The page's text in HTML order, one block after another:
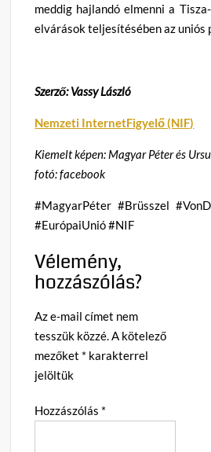
meddig hajlandó elmenni a
elvárások teljesítésében az uniós
Szerző: Vassy László
Nemzeti InternetFigyelő (NIF)
Kiemelt képen: Magyar Péter és
fotó: facebook
#MagyarPéter #Brüsszel
#EurópaiUnió #NIF
Vélemény,
hozzászólás?
Az e-mail címet nem
tesszük közzé.A kötelező
mezőket * karakterrel
jelöltük
Hozzászólás *